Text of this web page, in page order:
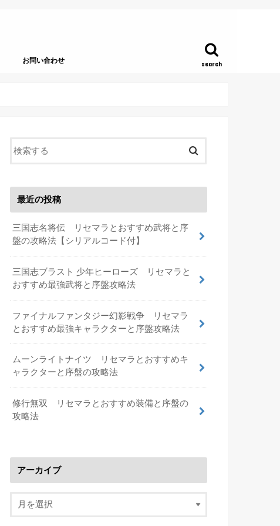
search
お問い合わせ
最近の投稿
三国志名将伝 リセマラとおすすめ武将と序
盤の攻略法【シリアルコード付】
三国志ブラスト 少年ヒーローズ リセマラと
おすすめ最強武将と序盤攻略法
ファイナルファンタジー幻影戦争 リセマラ
とおすすめ最強キャラクターと序盤攻略法
ムーンライトナイツ リセマラとおすすめキ
ャラクターと序盤の攻略法
修行無双 リセマラとおすすめ装備と序盤の
攻略法
アーカイブ